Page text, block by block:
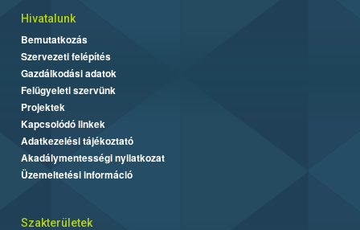
Hivatalunk
Bemutatkozás
Szervezeti felépítés
Gazdálkodási adatok
Felügyeleti szervünk
Projektek
Kapcsolódó linkek
Adatkezelési tájékoztató
Akadálymentességi nyilatkozat
Üzemeltetési információ
Szakterületek